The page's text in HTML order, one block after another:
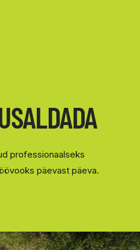
professionaalseks
päevast päeva.